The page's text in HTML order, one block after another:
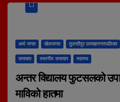
अर्थ जगत खेलजगत तुलसीपुर उपमहानगरपालिका
समाचार स्थानीय समाचार स्वास्थ
अन्तर विद्यालय फुटसलको
माविको हातमा